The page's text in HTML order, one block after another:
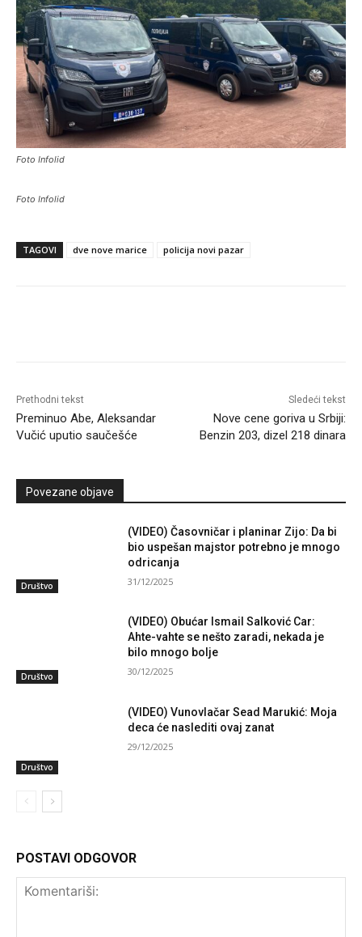
Foto Infolid
Foto Infolid
TAGOVI dve nove marice policija novi pazar
Prethodni tekst
Preminuo Abe, Aleksandar
Vučić uputio saučešće
Sledeći tekst
Nove cene goriva u Srbiji:
Benzin 203, dizel 218 dinara
Povezane objave
Društvo
(VIDEO) Časovničar i planinar Zijo: Da bi
bio uspešan majstor potrebno je mnogo
odricanja
31/12/2025
Društvo
(VIDEO) Obućar Ismail Salković Car:
Ahte-vahte se nešto zaradi, nekada je
bilo mnogo bolje
30/12/2025
Društvo
(VIDEO) Vunovlačar Sead Marukić: Moja
deca će naslediti ovaj zanat
29/12/2025
POSTAVI ODGOVOR